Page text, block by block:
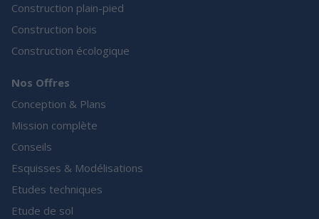
Construction plain-pied
Construction bois
Construction écologique
Nos Offres
Conception & Plans
Mission complète
Conseils
Esquisses & Modélisations
Etudes techniques
Etude de sol